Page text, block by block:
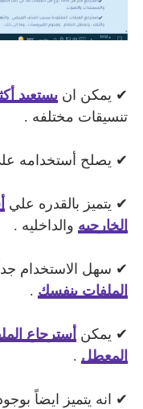
✔ يمكن ان يستعيد أكثر 1000 ملف
تنسيقات مختلفه .
✔ يصلح أستخدامه
✔ يتميز بالقدره علي
الخارجيه والداخليه .
✔ سهل الاستخدام
الملفات بنفسك .
✔ يمكن أسترجاع
المعطل .
✔ انه يتميز ايضاً